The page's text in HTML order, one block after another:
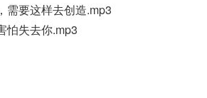
需要这样去创造.mp3
怕失去你.mp3